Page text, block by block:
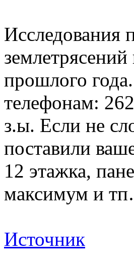
Исследования
прошлого
телефонам:
з.ы. Если не
поставили
12 этажка,
максимум и
Источник